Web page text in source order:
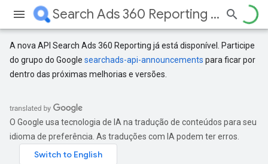
Search Ads 360 Reporting API
A nova API Search Ads 360 Reporting já está disponível. Participe
do grupo do Google searchads-api-announcements para ficar por
dentro das próximas melhorias e versões.
O Google usa tecnologia de IA na tradução de conteúdos para seu
idioma de preferência. As traduções com IA podem ter erros.